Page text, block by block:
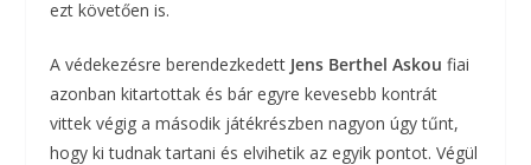
ezt követően is.
A védekezésre berendezkedett Jens Berthel Askou fiai
azonban kitartottak és bár egyre kevesebb kontrát
vittek végig a második játékrészben nagyon úgy tűnt,
hogy ki tudnak tartani és elvihetik az egyik pontot. Végül